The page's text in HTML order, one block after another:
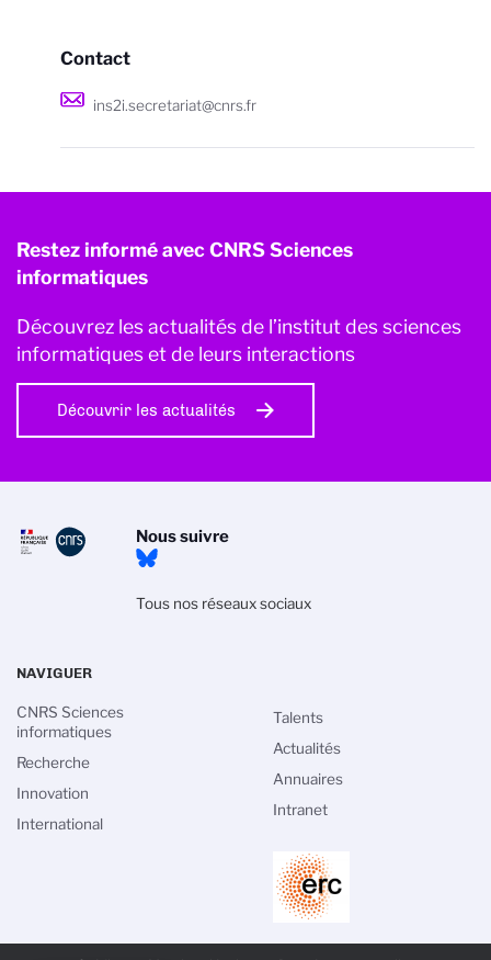
Contact
ins2i.secretariat@cnrs.fr
Restez informé avec CNRS Sciences
informatiques
Découvrez les actualités de l’institut des sciences
informatiques et de leurs interactions
Découvrir les actualités
Nous suivre
Tous nos réseaux sociaux
NAVIGUER
CNRS Sciences
informatiques
Recherche
Innovation
International
Talents
Actualités
Annuaires
Intranet